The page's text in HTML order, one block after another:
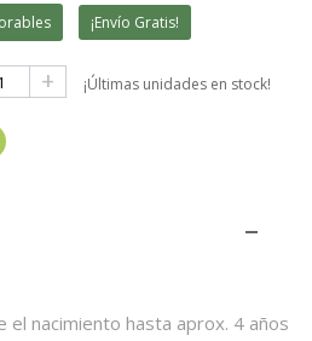
¡Envío Gratis!
+ ¡Últimas unidades en stock!
el nacimiento hasta aprox. 4 años